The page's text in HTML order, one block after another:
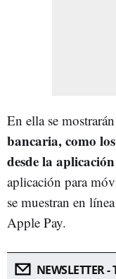
En ella se
bancaria, como
desde la aplicación
aplicación para
se muestran en
Apple Pay.
NEWSLETTER